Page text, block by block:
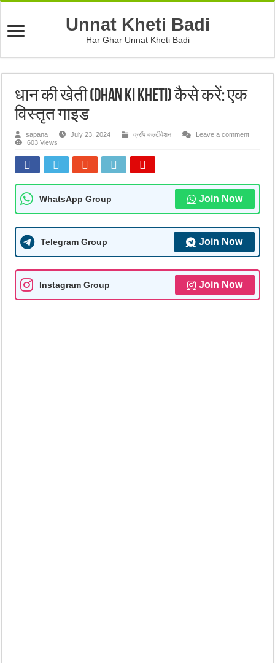
Unnat Kheti Badi
Har Ghar Unnat Kheti Badi
धान की खेती (Dhan ki kheti) कैसे करें: एक
विस्तृत गाइड
sapana July 23, 2024 क्रॉप कल्टीवेशन
Leave a comment
603 Views
WhatsApp Group Join Now
Telegram Group Join Now
Instagram Group Join Now